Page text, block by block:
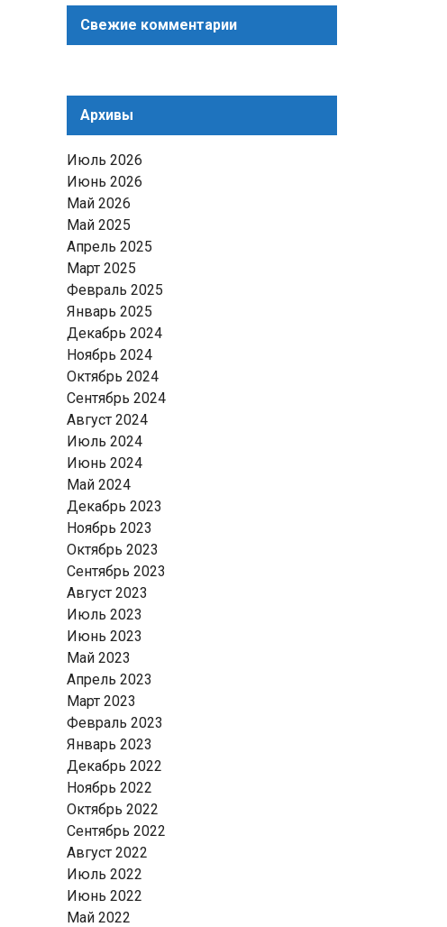
Свежие комментарии
Архивы
Июль 2026
Июнь 2026
Май 2026
Май 2025
Апрель 2025
Март 2025
Февраль 2025
Январь 2025
Декабрь 2024
Ноябрь 2024
Октябрь 2024
Сентябрь 2024
Август 2024
Июль 2024
Июнь 2024
Май 2024
Декабрь 2023
Ноябрь 2023
Октябрь 2023
Сентябрь 2023
Август 2023
Июль 2023
Июнь 2023
Май 2023
Апрель 2023
Март 2023
Февраль 2023
Январь 2023
Декабрь 2022
Ноябрь 2022
Октябрь 2022
Сентябрь 2022
Август 2022
Июль 2022
Июнь 2022
Май 2022